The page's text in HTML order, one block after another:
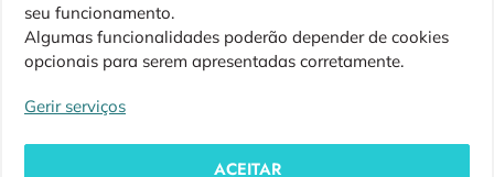
seu funcionamento.
Algumas funcionalidades poderão depender de cookies
opcionais para serem apresentadas corretamente.
Gerir serviços
ACEITAR
Siga-nos